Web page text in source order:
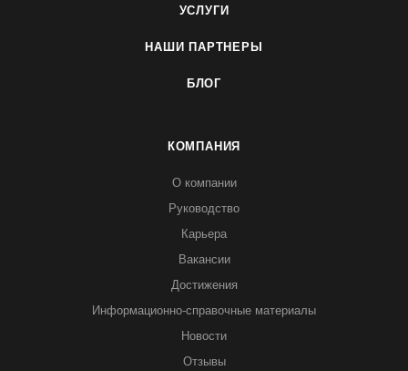
УСЛУГИ
НАШИ ПАРТНЕРЫ
БЛОГ
КОМПАНИЯ
О компании
Руководство
Карьера
Вакансии
Достижения
Информационно-справочные материалы
Новости
Отзывы